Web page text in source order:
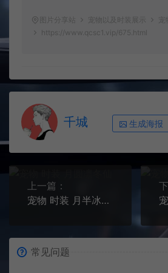
图片分享站 宠物以及时装展示
https://www.qcsc1.vip/675.html
千城 生成海报
上一篇：
宠物 时装 月半冰霜仙
常见问题